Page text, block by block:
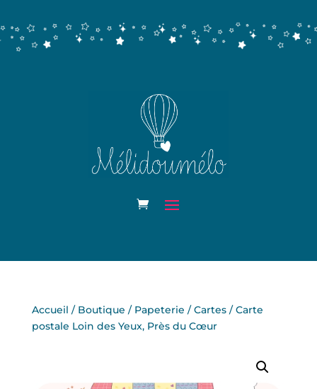
Accueil / Boutique / Papeterie /Cartes/ Carte
postale Loin des Yeux, Près du Cœur